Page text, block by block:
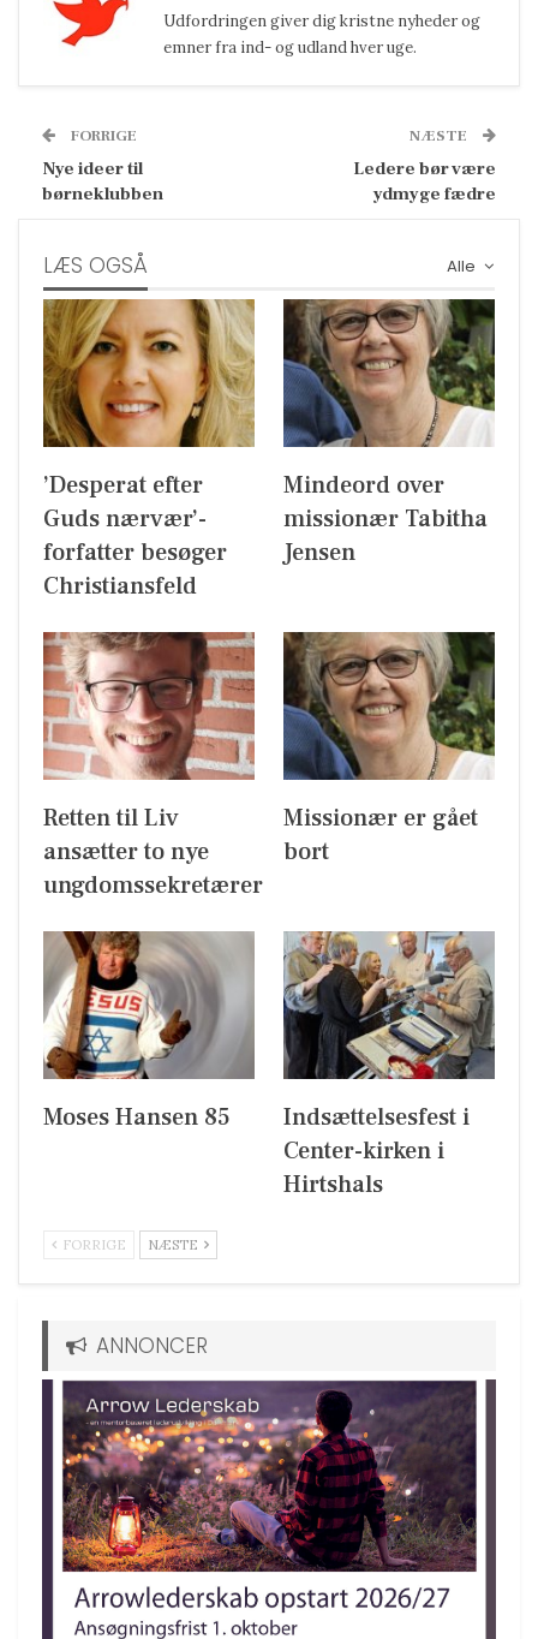
Udfordringen giver dig kristne nyheder og
emner fra ind- og udland hver uge.
FORRIGE
Nye ideer til
børneklubben
NÆSTE
Ledere bør være
ydmyge fædre
Alle
LÆS OGSÅ
’Desperat efter
Guds nærvær’-
forfatter besøger
Christiansfeld
Mindeord over
missionær Tabitha
Jensen
Retten til Liv
ansætter to nye
ungdomssekretærer
Missionær er gået
bort
Moses Hansen 85
Indsættelsesfest i
Center-kirken i
Hirtshals
FORRIGE NÆSTE
ANNONCER